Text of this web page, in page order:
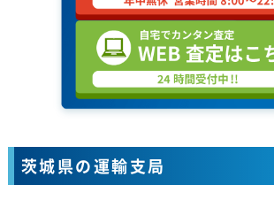
茨城県の運輸支局